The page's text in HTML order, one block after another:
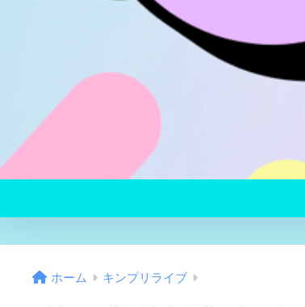
ホーム キンプリライブ